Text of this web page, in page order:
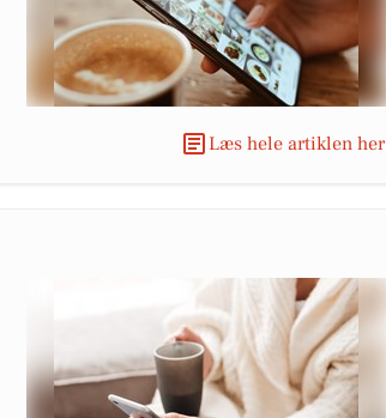
Læs hele artiklen her